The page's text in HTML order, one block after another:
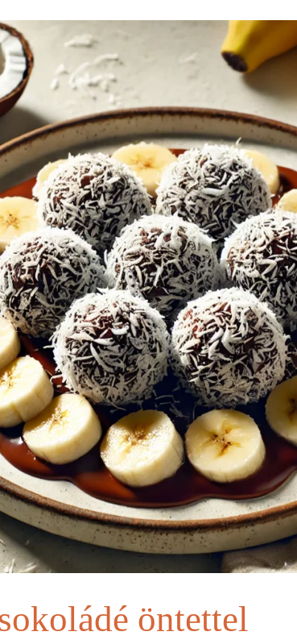
öntettel